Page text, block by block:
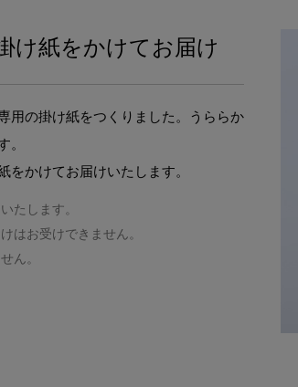
け紙をかけてお届け
用の掛け紙をつくりました。うららか
。
をかけてお届けいたします。
たします。
はお受けできません。
ん。